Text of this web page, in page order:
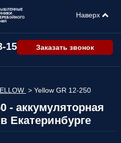
15 Заказать звонок
> Yellow GR 12-250
- аккумуляторная
Екатеринбурге
Наверх